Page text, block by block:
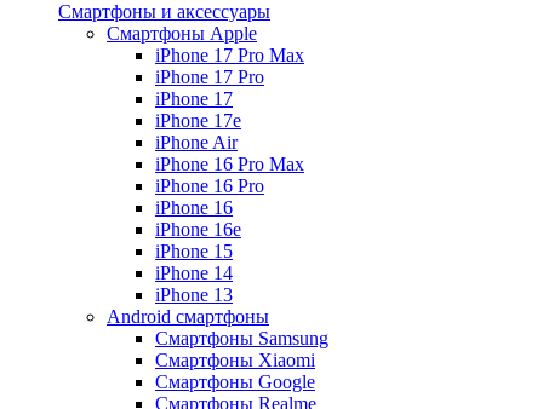
Смартфоны и аксессуары
Смартфоны Apple
iPhone 17 Pro Max
iPhone 17 Pro
iPhone 17
iPhone 17e
iPhone Air
iPhone 16 Pro Max
iPhone 16 Pro
iPhone 16
iPhone 16e
iPhone 15
iPhone 14
iPhone 13
Android cмартфоны
Смартфоны Samsung
Смартфоны Xiaomi
Смартфоны Google
Смартфоны Realme